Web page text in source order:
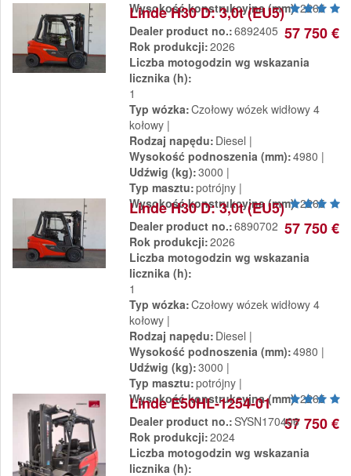
Wysokość konstrukcyjna (mm) 2265
57 750 €
Linde H30 D: 3,0t (EU5)
Dealer product no. 6892405
Rok produkcji 2026
Liczba motogodzin wg wskazania
licznika (h)
1
Typ wózka Czołowy wózek widłowy 4
kołowy
Rodzaj napędu Diesel
Wysokość podnoszenia (mm) 4980
Udźwig (kg) 3000
Typ masztu potrójny
Wysokość konstrukcyjna (mm) 2265
57 750 €
Linde H30 D: 3,0t (EU5)
Dealer product no. 6890702
Rok produkcji 2026
Liczba motogodzin wg wskazania
licznika (h)
1
Typ wózka Czołowy wózek widłowy 4
kołowy
Rodzaj napędu Diesel
Wysokość podnoszenia (mm) 4980
Udźwig (kg) 3000
Typ masztu potrójny
Wysokość konstrukcyjna (mm) 2265
57 750 €
Linde E50HL-1254-01
Dealer product no. SYSN170406
Rok produkcji 2024
Liczba motogodzin wg wskazania
licznika (h)